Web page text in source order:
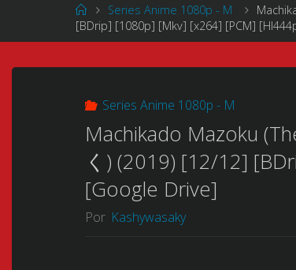
Página
de
Inicio
Series Anime 1080p - M
[BDrip] [1080p] [Mkv] [x264] [PCM]
Series Anime 1080p - M
Machikado Mazoku
く) (2019) [12/12]
[Google Drive]
Por Kashywasaky